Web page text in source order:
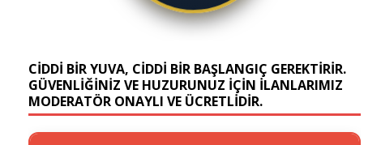
CIDDI BIR YUVA, CIDDI BIR BAŞLANGIÇ GEREKTIRIR.
GÜVENLIĞINIZ VE HUZURUNUZ IÇIN ILANLARIMIZ
MODERATÖR ONAYLI VE ÜCRETLIDIR.